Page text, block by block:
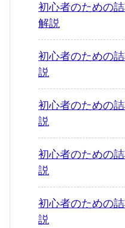
初心者のための
解説
初心者のための
説
初心者のための
説
初心者のための
説
初心者のための
説